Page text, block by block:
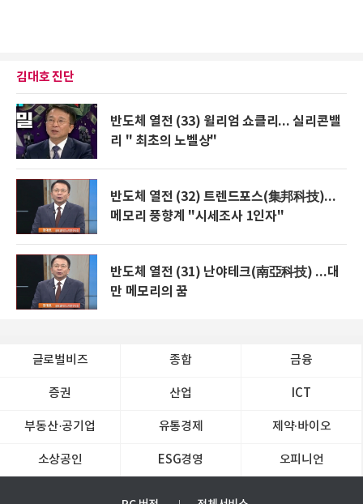
김대호 진단
반도체 열전 (33) 윌리엄 쇼클리... 실리콘밸
리 " 최초의 노벨상"
반도체 열전 (32) 트렌드포스(集邦科技)...
메모리 풍향계 "시세조사 1인자"
반도체 열전 (31) 난야테크(南亞科技) ...대
만 메모리의 꿈
글로벌비즈 종합 금융
증권 산업 ICT
부동산·공기업 유통경제 제약∙바이오
소상공인 ESG경영 오피니언